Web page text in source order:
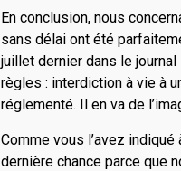
En conclusion, nous
sans délai ont été
juillet dernier dans le
règles : interdiction à vie à
réglementé. Il en va de
Comme vous l’avez
dernière chance parce que